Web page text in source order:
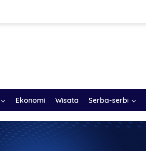
Ekonomi Wisata Serba-serbi